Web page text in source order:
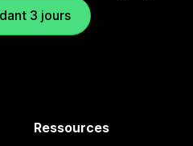
3 jours
Ressources